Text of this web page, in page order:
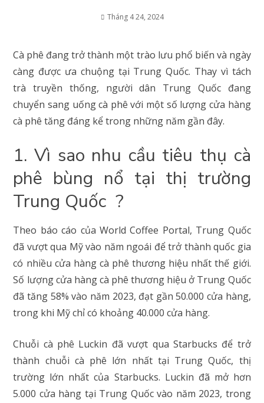
Tháng 4 24, 2024
Cà phê đang trở thành một trào lưu phổ biến và ngày
càng được ưa chuộng tại Trung Quốc. Thay vì tách
trà truyền thống, người dân Trung Quốc đang
chuyển sang uống cà phê với một số lượng cửa hàng
cà phê tăng đáng kể trong những năm gần đây.
1. Vì sao nhu cầu tiêu thụ cà
phê bùng nổ tại thị trường
Trung Quốc ?
Theo báo cáo của World Coffee Portal, Trung Quốc
đã vượt qua Mỹ vào năm ngoái để trở thành quốc gia
có nhiều cửa hàng cà phê thương hiệu nhất thế giới.
Số lượng cửa hàng cà phê thương hiệu ở Trung Quốc
đã tăng 58% vào năm 2023, đạt gần 50.000 cửa hàng,
trong khi Mỹ chỉ có khoảng 40.000 cửa hàng.
Chuỗi cà phê Luckin đã vượt qua Starbucks để trở
thành chuỗi cà phê lớn nhất tại Trung Quốc, thị
trường lớn nhất của Starbucks. Luckin đã mở hơn
5.000 cửa hàng tại Trung Quốc vào năm 2023, trong